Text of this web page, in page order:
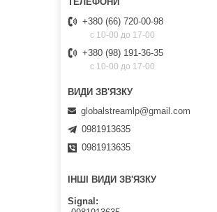
+380 (66) 720-00-98
c 10-00 до 17-00
+380 (98) 191-36-35
c 10-00 до 17-00
globalstreamlp@gmail.com
0981913635
0981913635
ІНШІ ВИДИ ЗВ'ЯЗКУ
Signal